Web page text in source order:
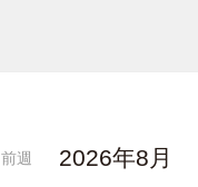
前週 2026年8月